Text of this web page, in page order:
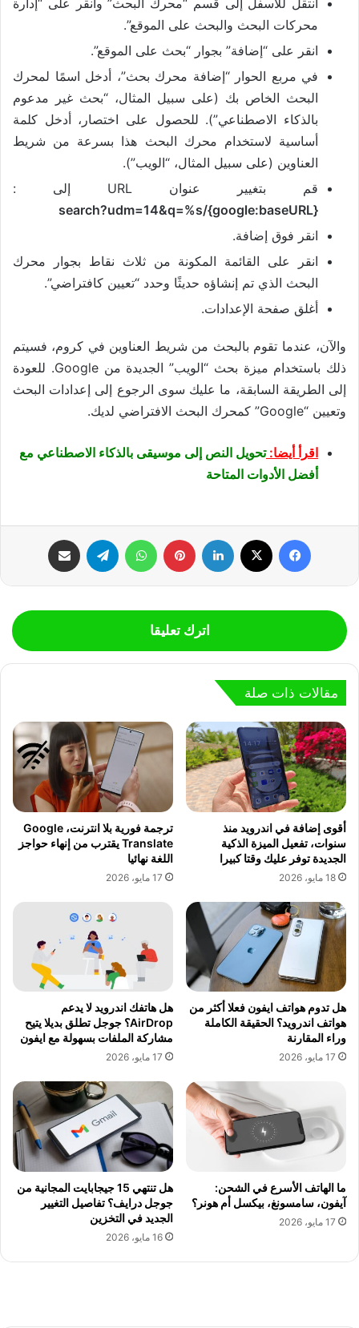
محركات البحث والبحث على الموقع”.
انقر على “إضافة” بجوار “بحث على الموقع”.
في مربع الحوار “إضافة محرك بحث”، أدخل اسمًا لمحرك
البحث الخاص بك (على سبيل المثال، “بحث غير مدعوم
بالذكاء الاصطناعي”). للحصول على اختصار، أدخل كلمة
أساسية لاستخدام محرك البحث هذا بسرعة من شريط
العناوين (على سبيل المثال، “الويب”).
قم بتغيير عنوان URL إلى :
{google:baseURL}/search?udm=14&q=%s
انقر فوق إضافة.
انقر على القائمة المكونة من ثلاث نقاط بجوار محرك
البحث الذي تم إنشاؤه حديثًا وحدد “تعيين كافتراضي”.
أغلق صفحة الإعدادات.
والآن، عندما تقوم بالبحث من شريط العناوين في كروم، فسيتم
ذلك باستخدام ميزة بحث “الويب” الجديدة من Google. للعودة
إلى الطريقة السابقة، ما عليك سوى الرجوع إلى إعدادات البحث
وتعيين “Google” كمحرك البحث الافتراضي لديك.
اقرأ أيضا:تحويل النص إلى موسيقى بالذكاء الاصطناعي مع
أفضل الأدوات المتاحة
اترك تعليقا
مقالات ذات صلة
أقوى إضافة في اندرويد منذ
سنوات، تفعيل الميزة الذكية
الجديدة توفر عليك وقتا كبيرا
18 مايو، 2026
ترجمة فورية بلا انترنت، Google
Translate يقترب من إنهاء حواجز
اللغة نهائيا
17 مايو، 2026
هل تدوم هواتف ايفون فعلا أكثر من
هواتف اندرويد؟ الحقيقة الكاملة
وراء المقارنة
17 مايو، 2026
هل هاتفك اندرويد لا يدعم
AirDrop؟ جوجل تطلق بديلا يتيح
مشاركة الملفات بسهولة مع ايفون
17 مايو، 2026
ما الهاتف الأسرع في الشحن:
آيفون، سامسونغ، بيكسل أم هونر؟
17 مايو، 2026
هل تنتهي 15 جيجابايت المجانية من
جوجل درايف؟ تفاصيل التغيير
الجديد في التخزين
16 مايو، 2026